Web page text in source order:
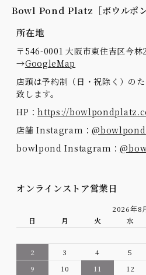
Bowl Pond Platz［ボウルポン
所在地
〒546-0001 大阪市東住吉区今林
→GoogleMap
店頭は予約制（日・祝除く）の
致します。
HP：https://
店舗 Instagram：
bowlpond Instagram：
オンラインストア営業日
2026年8
日
月 火 水
2
3 4 5
9
10 11 12